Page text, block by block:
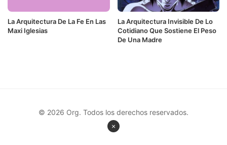
La Arquitectura De La Fe En Las
Maxi Iglesias
La Arquitectura Invisible De Lo
Cotidiano Que Sostiene El Peso
De Una Madre
×
© 2026 Org. Todos los derechos reservados.